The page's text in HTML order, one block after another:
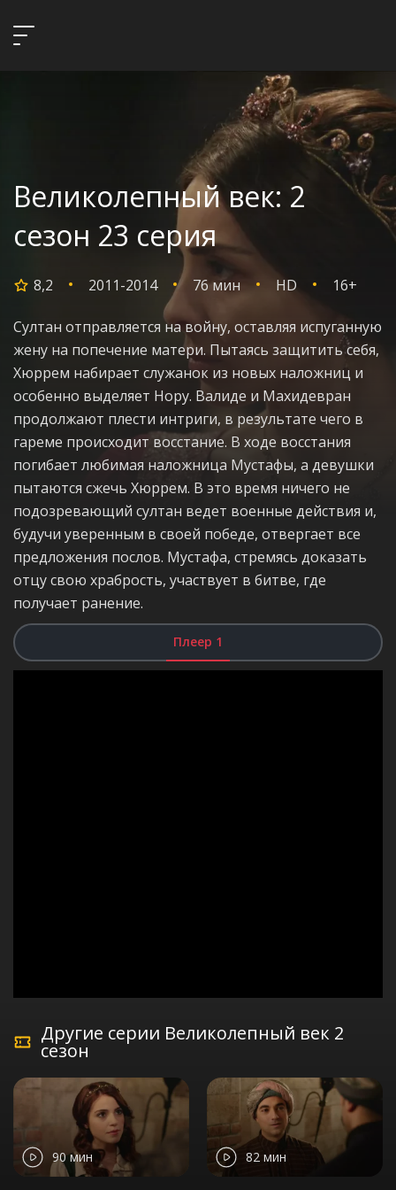
Великолепный век: 2
сезон 23 серия
8,2 2011-2014 76 мин HD 16+
Султан отправляется на войну, оставляя испуганную
жену на попечение матери. Пытаясь защитить себя,
Хюррем набирает служанок из новых наложниц и
особенно выделяет Нору. Валиде и Махидевран
продолжают плести интриги, в результате чего в
гареме происходит восстание. В ходе восстания
погибает любимая наложница Мустафы, а девушки
пытаются сжечь Хюррем. В это время ничего не
подозревающий султан ведет военные действия и,
будучи уверенным в своей победе, отвергает все
предложения послов. Мустафа, стремясь доказать
отцу свою храбрость, участвует в битве, где
получает ранение.
Плеер 1
Другие серии Великолепный век 2
сезон
90 мин 82 мин